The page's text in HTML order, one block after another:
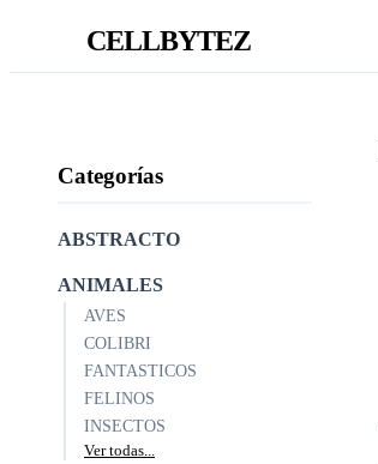
CELLBYTEZ
Categorías
ABSTRACTO
ANIMALES
AVES
COLIBRI
FANTASTICOS
FELINOS
INSECTOS
Ver todas...